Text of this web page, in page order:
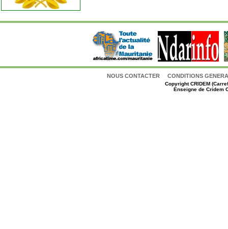
NOUS CONTACTER CONDITIONS
CopyrightCRIDEM
Enseigne de Cridem